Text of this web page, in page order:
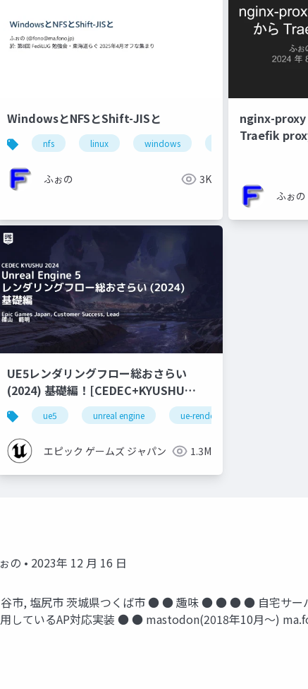
WindowsとNFSとShift-JISと
nfs linux windows 文字コード
ふぉの 3K
nginx-
Traefik
ふぉの
UE5レンダリングフロー総おさらい
(2024) 基礎編！[CEDEC+KYUSHU
2024] ue5 unreal engine ue-rendering
エピック ゲームズ ジャパン 1.3M
の • 2023年 12 月 16 日
谷市, 塩尻市 茨城県つくば市 ● ● 趣味 ● ● ● ● 自宅サー
しているAP対応実装 ● ● mastodon(2018年10月〜)